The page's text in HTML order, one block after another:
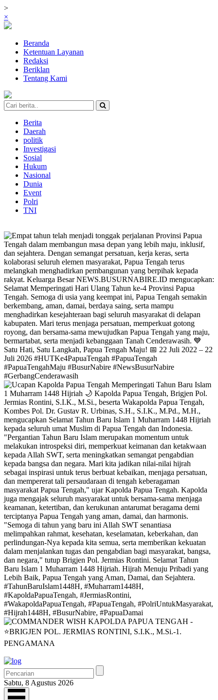
>
×
Beranda
Ketentuan Layanan
Redaksi
Beriklan
Tentang Kami
Berita
Daerah
politik
Investigasi
Sosial
Hukum
Nasional
Dunia
Event
Polri
TNI
Sabtu, 8 Agustus 2026